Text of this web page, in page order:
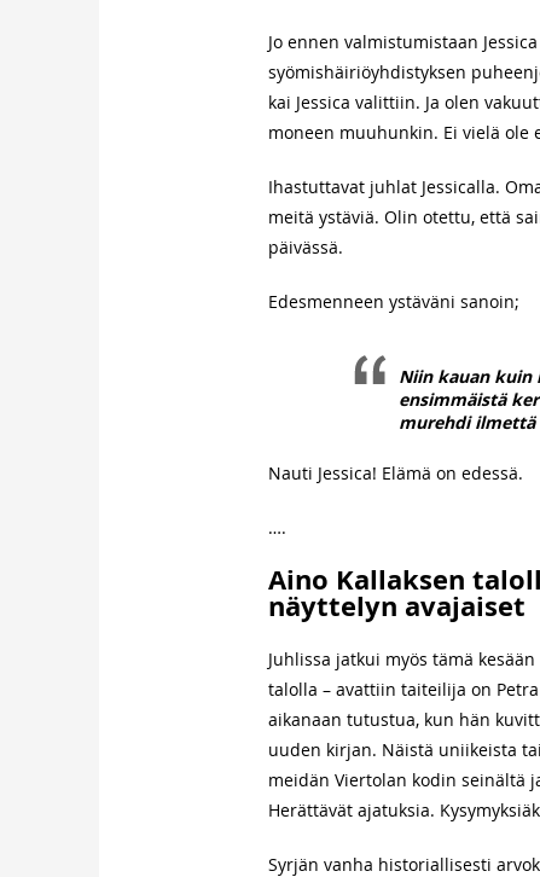
Jo ennen valmistumistaan
syömishäiriöyhdistyksen
kai Jessica valittiin. Ja olen
moneen muuhunkin. Ei vielä ole
Ihastuttavat juhlat Jessicalla.
meitä ystäviä. Olin otettu, että
päivässä.
Edesmenneen ystäväni sanoin;
Niin kauan kuin
ensimmäistä
murehdi ilmettä
Nauti Jessica! Elämä on edessä.
….
Aino Kallaksen
näyttelyn avajaiset
Juhlissa jatkui myös tämä
talolla – avattiin taiteilija on
aikanaan tutustua, kun hän
uuden kirjan. Näistä uniikeista
meidän Viertolan kodin seinältä
Herättävät ajatuksia.
Syrjän vanha historiallisesti